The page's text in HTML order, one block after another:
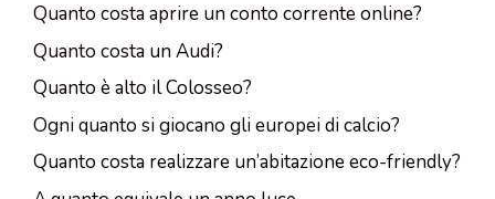
Quanto costa aprire un conto corrente online?
Quanto costa un Audi?
Quanto è alto il Colosseo?
Ogni quanto si giocano gli europei di calcio?
Quanto costa realizzare un’abitazione eco-friendly?